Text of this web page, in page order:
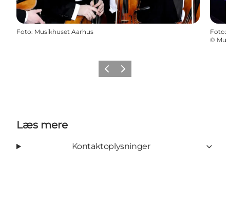
Foto: Musikhuset Aarhus Foto:
©
ForrigeNæste
Læs mere
Kontaktoplysninger